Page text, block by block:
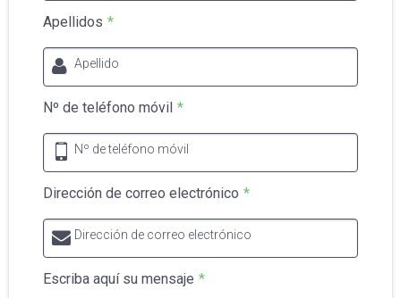
Apellidos *
Apellido
Nº de teléfono móvil *
Nº de teléfono móvil
Dirección de correo electrónico *
Dirección de correo electrónico
Escriba aquí su mensaje *